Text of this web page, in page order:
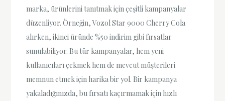
marka, ürünlerini tanıtmak için çeşitli kampanyalar
düzenliyor. Örneğin, Vozol Star 9000 Cherry Cola
alırken, ikinci üründe %50 indirim gibi fırsatlar
sunulabiliyor. Bu tür kampanyalar, hem yeni
kullanıcıları çekmek hem de mevcut müşterileri
memnun etmek için harika bir yol. Bir kampanya
yakaladığınızda, bu fırsatı kaçırmamak için hızlı